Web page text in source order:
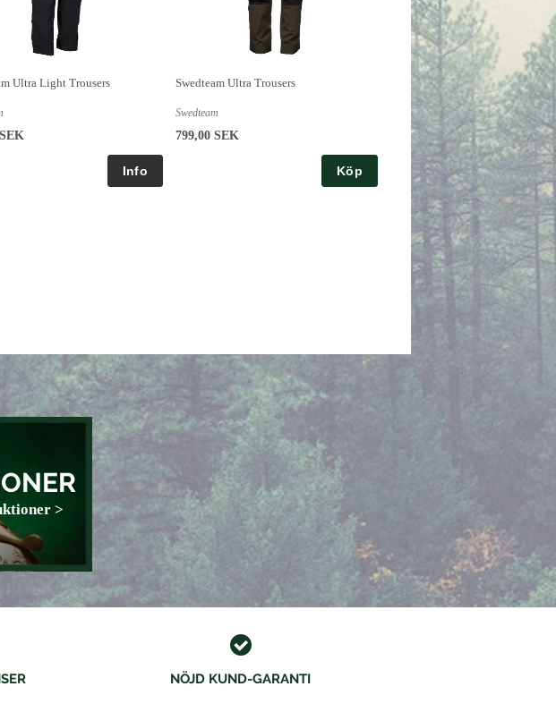
Ultra Light Trousers Swedteam Ultra Trousers
Swedteam
799,00 SEK
Köp
>
NÖJD KUND-GARANTI